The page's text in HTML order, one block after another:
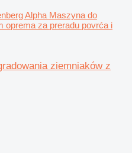
Alpha Maszyna do
oprema za preradu povrća i
ziemniaków z